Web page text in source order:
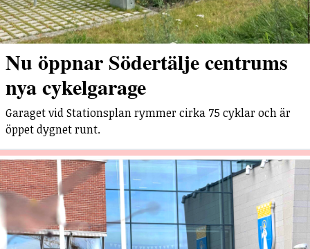
Nu öppnar Södertälje centrums
nya cykelgarage
Garaget vid Stationsplan rymmer cirka 75 cyklar och är
öppet dygnet runt.